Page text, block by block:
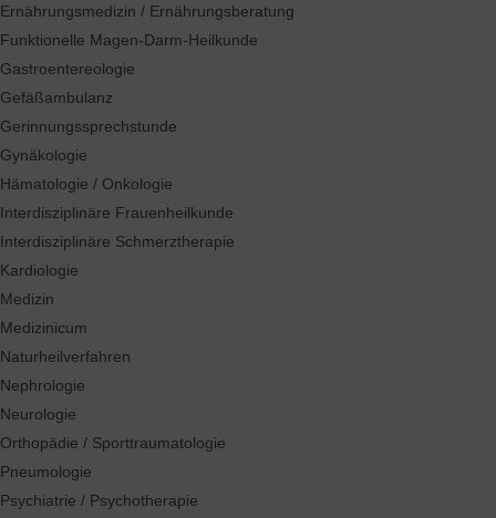
Ernährungsmedizin / Ernährungsberatung
Funktionelle Magen-Darm-Heilkunde
Gastroentereologie
Gefäßambulanz
Gerinnungssprechstunde
Gynäkologie
Hämatologie / Onkologie
Interdisziplinäre Frauenheilkunde
Interdisziplinäre Schmerztherapie
Kardiologie
Medizin
Medizinicum
Naturheilverfahren
Nephrologie
Neurologie
Orthopädie / Sporttraumatologie
Pneumologie
Psychiatrie / Psychotherapie